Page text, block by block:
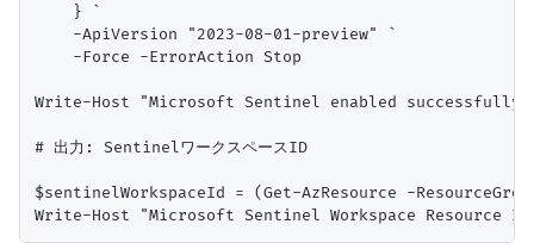
    } `
    -ApiVersion "2023-08-01-preview" `
    -Force -ErrorAction Stop
Write-Host "Microsoft Sentinel enabled successfully
# 出力: SentinelワークスペースID
$sentinelWorkspaceId = (Get-AzResource -